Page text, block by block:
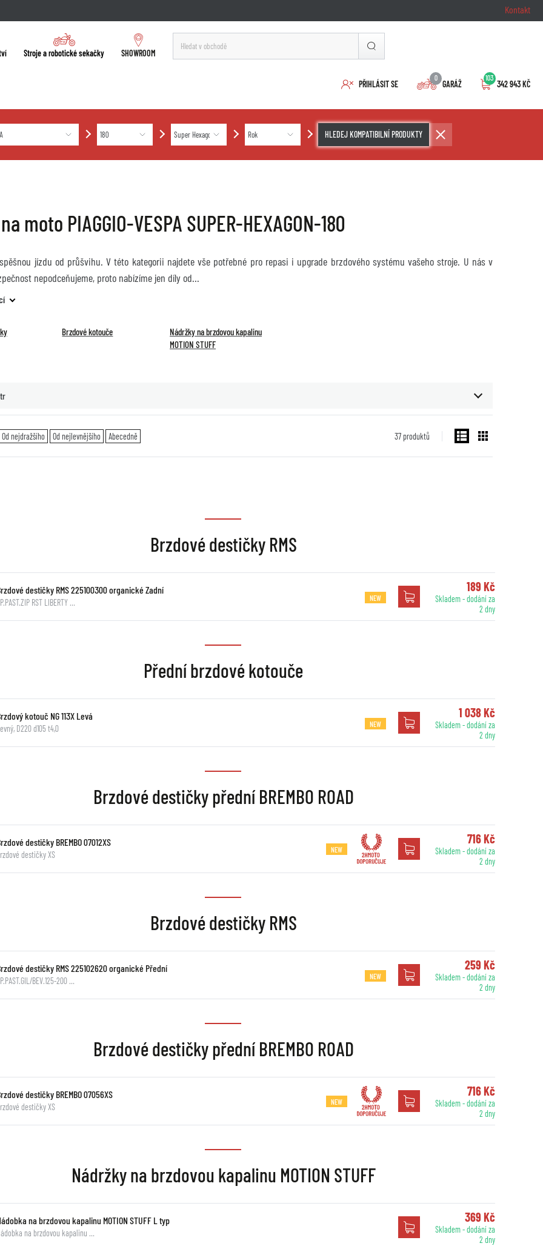
Kontakt
Stroje a robotické sekačky SHOWROOM
PŘIHLÁSIT SE
0
GARÁŽ
103
342 943 KČ
HLEDEJ KOMPATIBILNÍ PRODUKTY
moto PIAGGIO-VESPA SUPER-HEXAGON-180
jízdu od průšvihu. V této kategorii najdete vše potřebné pro repasi i upgrade brzdového systému vašeho stroje. U nás v
nepodceňujeme, proto nabízíme jen díly od
Brzdové kotouče
Nádržky na brzdovou kapalinu
MOTION STUFF
37 produktů
Od nejdražšího Od nejlevnějšího Abecedně
Brzdové destičky RMS
destičky RMS 225100300 organické Zadní
RST LIBERTY … NEW
189 Kč
Skladem - dodání za
2 dny
Přední brzdové kotouče
kotouč NG 113X Levá
D220 d105 t4,0 NEW
1 038 Kč
Skladem - dodání za
2 dny
Brzdové destičky přední BREMBO ROAD
destičky BREMBO 07012XS
destičky XS NEW
716 Kč
Skladem - dodání za
2 dny
Brzdové destičky RMS
destičky RMS 225102620 organické Přední
BEV.125-200 … NEW
259 Kč
Skladem - dodání za
2 dny
Brzdové destičky přední BREMBO ROAD
destičky BREMBO 07056XS
destičky XS NEW
716 Kč
Skladem - dodání za
2 dny
Nádržky na brzdovou kapalinu MOTION STUFF
na brzdovou kapalinu MOTION STUFF L typ
na brzdovou kapalinu …
369 Kč
Skladem - dodání za
2 dny